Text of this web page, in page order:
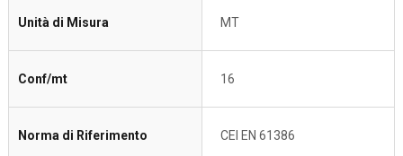
Unità di Misura MT
Conf/mt 16
Norma di Riferimento CEI EN 61386